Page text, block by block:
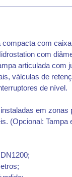
compacta com
com
articulada com
válculas de
de nível.
em zonas
(Opcional: Tampa